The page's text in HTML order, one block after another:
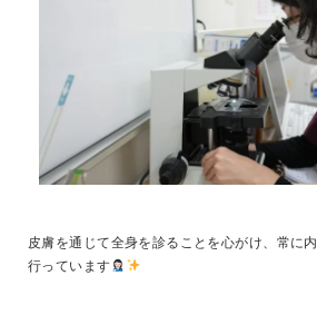
皮膚を通じて全身を診ることを心がけ、常に
行っています